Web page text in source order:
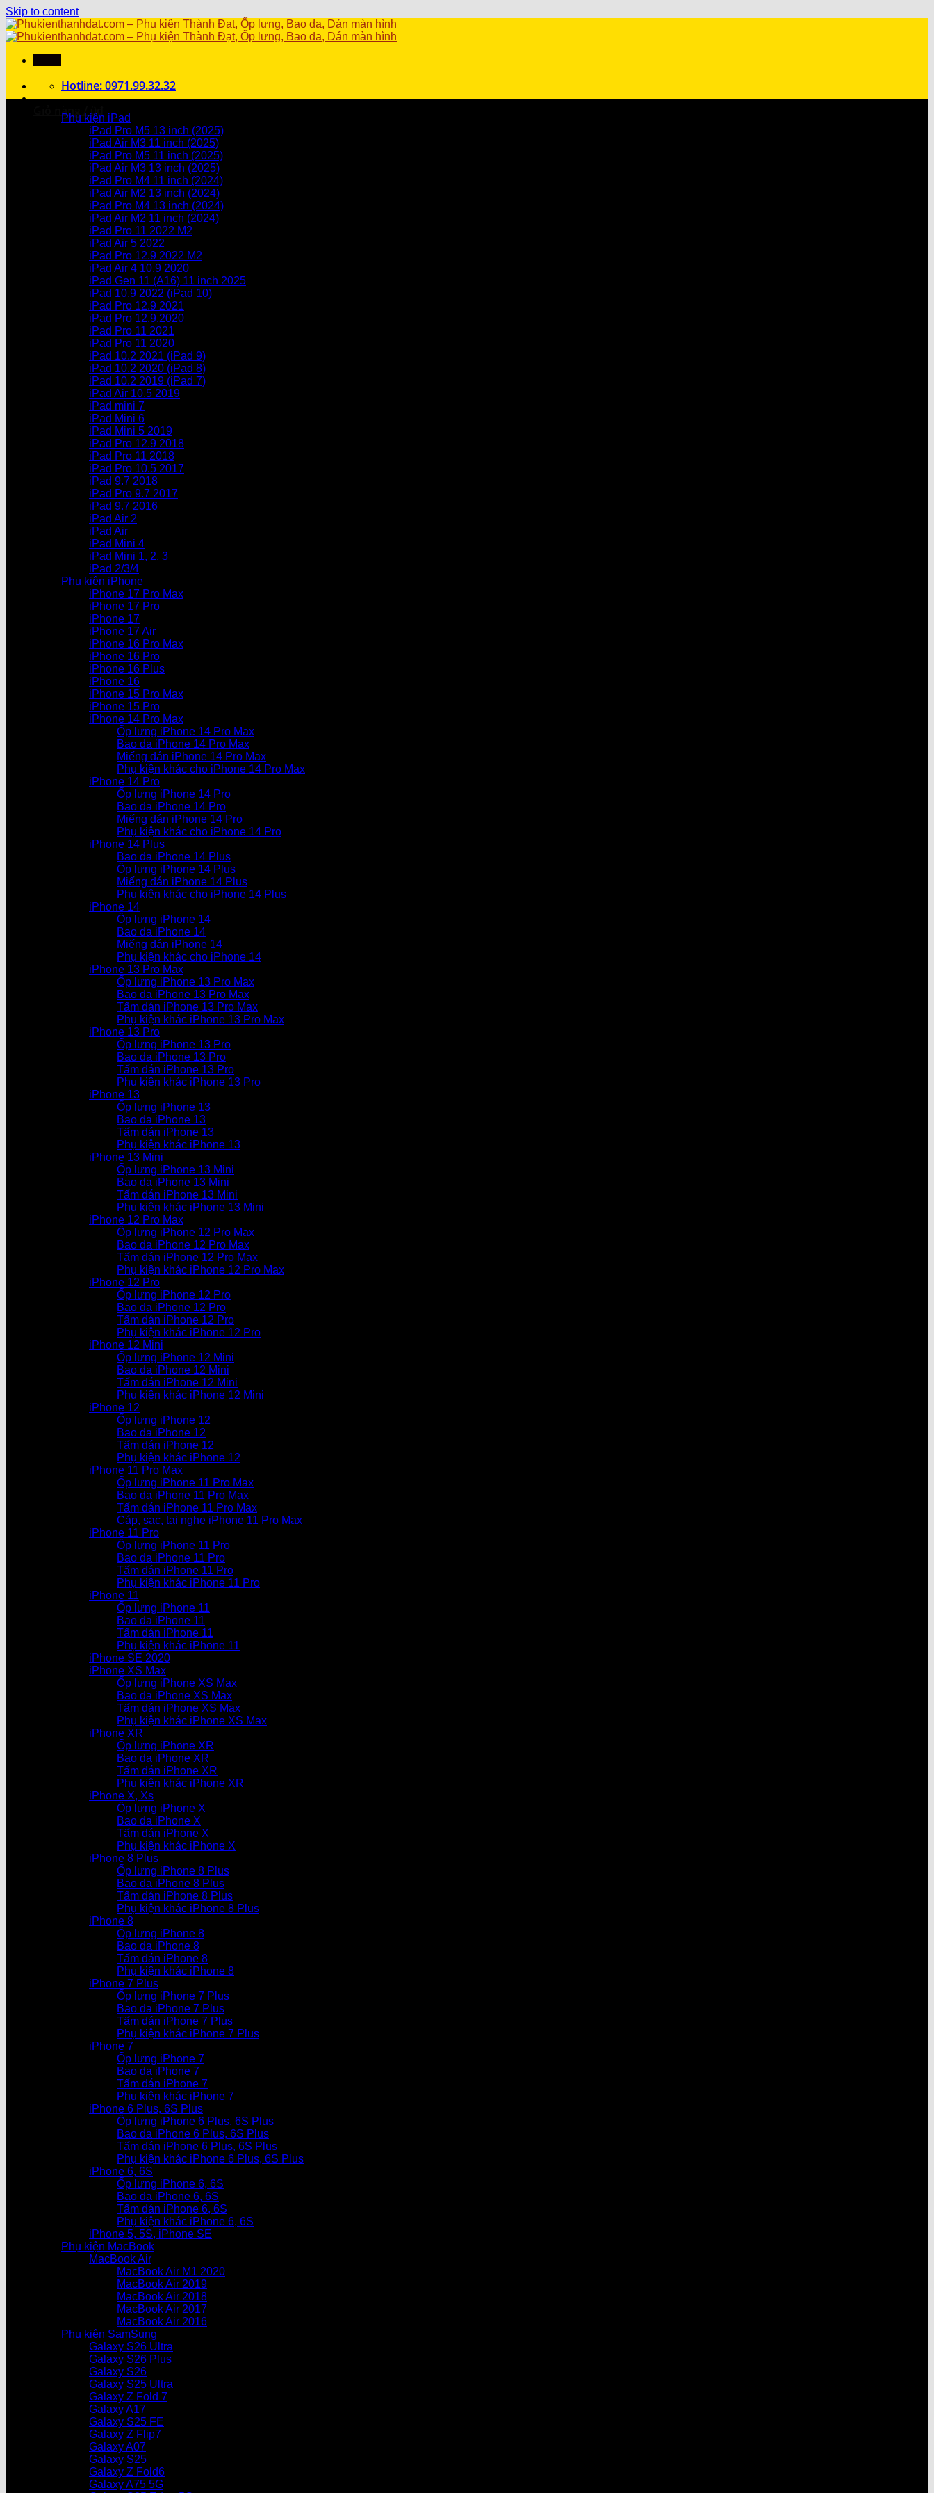
Skip to content
Hotline: 0971.99.32.32
Giỏ hàng / 0₫
Chưa có sản phẩm trong giỏ hàng.
Chưa có sản phẩm trong giỏ hàng.
Phụ kiện iPad
iPad Pro M5 13 inch (2025)
iPad Air M3 11 inch (2025)
iPad Pro M5 11 inch (2025)
iPad Air M3 13 inch (2025)
iPad Pro M4 11 inch (2024)
iPad Air M2 13 inch (2024)
iPad Pro M4 13 inch (2024)
iPad Air M2 11 inch (2024)
iPad Pro 11 2022 M2
iPad Air 5 2022
iPad Pro 12.9 2022 M2
iPad Air 4 10.9 2020
iPad Gen 11 (A16) 11 inch 2025
iPad 10.9 2022 (iPad 10)
iPad Pro 12.9 2021
iPad Pro 12.9.2020
iPad Pro 11 2021
iPad Pro 11 2020
iPad 10.2 2021 (iPad 9)
iPad 10.2 2020 (iPad 8)
iPad 10.2 2019 (iPad 7)
iPad Air 10.5 2019
iPad mini 7
iPad Mini 6
iPad Mini 5 2019
iPad Pro 12.9 2018
iPad Pro 11 2018
iPad Pro 10.5 2017
iPad 9.7 2018
iPad Pro 9.7 2017
iPad 9.7 2016
iPad Air 2
iPad Air
iPad Mini 4
iPad Mini 1, 2, 3
iPad 2/3/4
Phụ kiện iPhone
iPhone 17 Pro Max
iPhone 17 Pro
iPhone 17
iPhone 17 Air
iPhone 16 Pro Max
iPhone 16 Pro
iPhone 16 Plus
iPhone 16
iPhone 15 Pro Max
iPhone 15 Pro
iPhone 14 Pro Max
Ốp lưng iPhone 14 Pro Max
Bao da iPhone 14 Pro Max
Miếng dán iPhone 14 Pro Max
Phụ kiện khác cho iPhone 14 Pro Max
iPhone 14 Pro
Ốp lưng iPhone 14 Pro
Bao da iPhone 14 Pro
Miếng dán iPhone 14 Pro
Phụ kiện khác cho iPhone 14 Pro
iPhone 14 Plus
Bao da iPhone 14 Plus
Ốp lưng iPhone 14 Plus
Miếng dán iPhone 14 Plus
Phụ kiện khác cho iPhone 14 Plus
iPhone 14
Ốp lưng iPhone 14
Bao da iPhone 14
Miếng dán iPhone 14
Phụ kiện khác cho iPhone 14
iPhone 13 Pro Max
Ốp lưng iPhone 13 Pro Max
Bao da iPhone 13 Pro Max
Tấm dán iPhone 13 Pro Max
Phụ kiện khác iPhone 13 Pro Max
iPhone 13 Pro
Ốp lưng iPhone 13 Pro
Bao da iPhone 13 Pro
Tấm dán iPhone 13 Pro
Phụ kiện khác iPhone 13 Pro
iPhone 13
Ốp lưng iPhone 13
Bao da iPhone 13
Tấm dán iPhone 13
Phụ kiện khác iPhone 13
iPhone 13 Mini
Ốp lưng iPhone 13 Mini
Bao da iPhone 13 Mini
Tấm dán iPhone 13 Mini
Phụ kiện khác iPhone 13 Mini
iPhone 12 Pro Max
Ốp lưng iPhone 12 Pro Max
Bao da iPhone 12 Pro Max
Tấm dán iPhone 12 Pro Max
Phụ kiện khác iPhone 12 Pro Max
iPhone 12 Pro
Ốp lưng iPhone 12 Pro
Bao da iPhone 12 Pro
Tấm dán iPhone 12 Pro
Phụ kiện khác iPhone 12 Pro
iPhone 12 Mini
Ốp lưng iPhone 12 Mini
Bao da iPhone 12 Mini
Tấm dán iPhone 12 Mini
Phụ kiện khác iPhone 12 Mini
iPhone 12
Ốp lưng iPhone 12
Bao da iPhone 12
Tấm dán iPhone 12
Phụ kiện khác iPhone 12
iPhone 11 Pro Max
Ốp lưng iPhone 11 Pro Max
Bao da iPhone 11 Pro Max
Tấm dán iPhone 11 Pro Max
Cáp, sạc, tai nghe iPhone 11 Pro Max
iPhone 11 Pro
Ốp lưng iPhone 11 Pro
Bao da iPhone 11 Pro
Tấm dán iPhone 11 Pro
Phụ kiện khác iPhone 11 Pro
iPhone 11
Ốp lưng iPhone 11
Bao da iPhone 11
Tấm dán iPhone 11
Phụ kiện khác iPhone 11
iPhone SE 2020
iPhone XS Max
Ốp lưng iPhone XS Max
Bao da iPhone XS Max
Tấm dán iPhone XS Max
Phụ kiện khác iPhone XS Max
iPhone XR
Ốp lưng iPhone XR
Bao da iPhone XR
Tấm dán iPhone XR
Phụ kiện khác iPhone XR
iPhone X, Xs
Ốp lưng iPhone X
Bao da iPhone X
Tấm dán iPhone X
Phụ kiện khác iPhone X
iPhone 8 Plus
Ốp lưng iPhone 8 Plus
Bao da iPhone 8 Plus
Tấm dán iPhone 8 Plus
Phụ kiện khác iPhone 8 Plus
iPhone 8
Ốp lưng iPhone 8
Bao da iPhone 8
Tấm dán iPhone 8
Phụ kiện khác iPhone 8
iPhone 7 Plus
Ốp lưng iPhone 7 Plus
Bao da iPhone 7 Plus
Tấm dán iPhone 7 Plus
Phụ kiện khác iPhone 7 Plus
iPhone 7
Ốp lưng iPhone 7
Bao da iPhone 7
Tấm dán iPhone 7
Phụ kiện khác iPhone 7
iPhone 6 Plus, 6S Plus
Ốp lưng iPhone 6 Plus, 6S Plus
Bao da iPhone 6 Plus, 6S Plus
Tấm dán iPhone 6 Plus, 6S Plus
Phụ kiện khác iPhone 6 Plus, 6S Plus
iPhone 6, 6S
Ốp lưng iPhone 6, 6S
Bao da iPhone 6, 6S
Tấm dán iPhone 6, 6S
Phụ kiện khác iPhone 6, 6S
iPhone 5, 5S, iPhone SE
Phụ kiện MacBook
MacBook Air
MacBook Air M1 2020
MacBook Air 2019
MacBook Air 2018
MacBook Air 2017
MacBook Air 2016
Phụ kiện SamSung
Galaxy S26 Ultra
Galaxy S26 Plus
Galaxy S26
Galaxy S25 Ultra
Galaxy Z Fold 7
Galaxy A17
Galaxy S25 FE
Galaxy Z Flip7
Galaxy A07
Galaxy S25
Galaxy Z Fold6
Galaxy A75 5G